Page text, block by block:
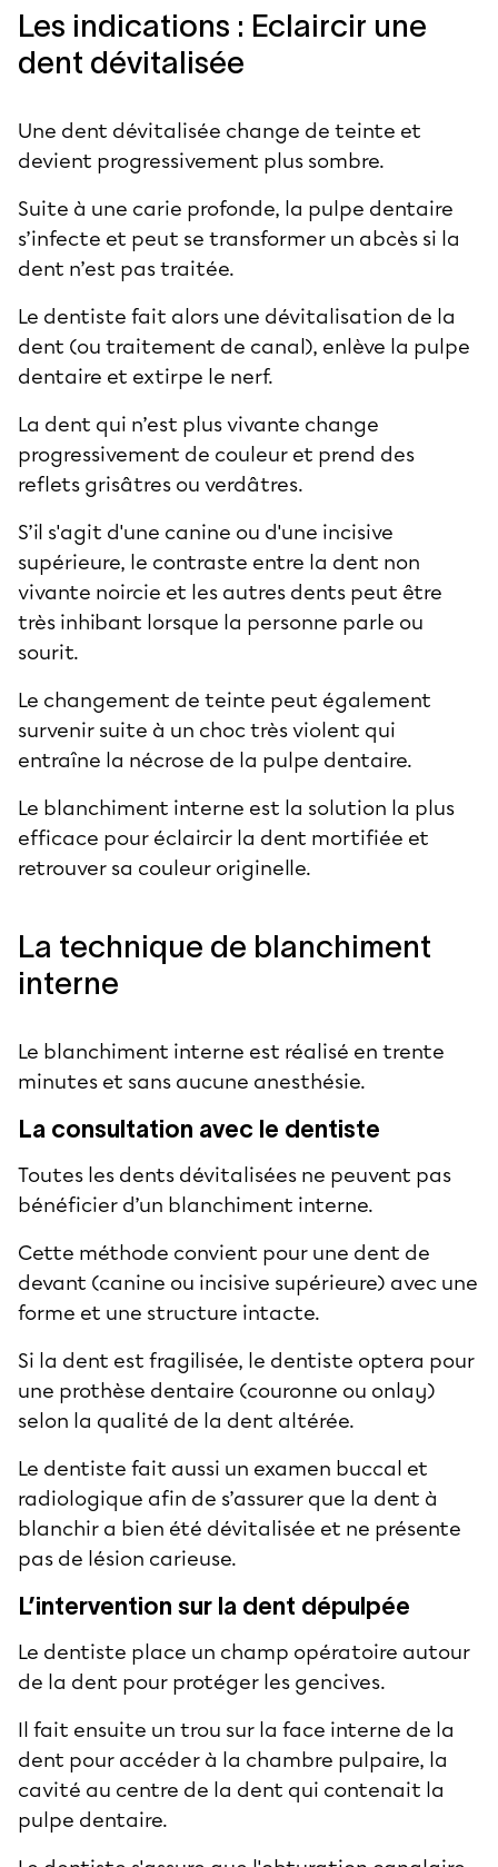
Les indications : Eclaircir une
dent dévitalisée
Une dent dévitalisée change de teinte et
devient progressivement plus sombre.
Suite à une carie profonde, la pulpe dentaire
s’infecte et peut se transformer un abcès si la
dent n’est pas traitée.
Le dentiste fait alors une dévitalisation de la
dent (ou traitement de canal), enlève la pulpe
dentaire et extirpe le nerf.
La dent qui n’est plus vivante change
progressivement de couleur et prend des
reflets grisâtres ou verdâtres.
S’il s'agit d'une canine ou d'une incisive
supérieure, le contraste entre la dent non
vivante noircie et les autres dents peut être
très inhibant lorsque la personne parle ou
sourit.
Le changement de teinte peut également
survenir suite à un choc très violent qui
entraîne la nécrose de la pulpe dentaire.
Le blanchiment interne est la solution la plus
efficace pour éclaircir la dent mortifiée et
retrouver sa couleur originelle.
La technique de blanchiment
interne
Le blanchiment interne est réalisé en trente
minutes et sans aucune anesthésie.
La consultation avec le dentiste
Toutes les dents dévitalisées ne peuvent pas
bénéficier d’un blanchiment interne.
Cette méthode convient pour une dent de
devant (canine ou incisive supérieure) avec une
forme et une structure intacte.
Si la dent est fragilisée, le dentiste optera pour
une prothèse dentaire (couronne ou onlay)
selon la qualité de la dent altérée.
Le dentiste fait aussi un examen buccal et
radiologique afin de s’assurer que la dent à
blanchir a bien été dévitalisée et ne présente
pas de lésion carieuse.
L’intervention sur la dent dépulpée
Le dentiste place un champ opératoire autour
de la dent pour protéger les gencives.
Il fait ensuite un trou sur la face interne de la
dent pour accéder à la chambre pulpaire, la
cavité au centre de la dent qui contenait la
pulpe dentaire.